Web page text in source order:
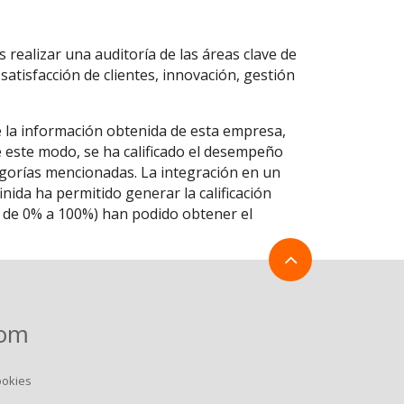
una auditoría de las áreas clave de
de clientes, innovación, gestión
información obtenida de esta empresa,
modo, se ha calificado el desempeño
mencionadas. La integración en un
ha permitido generar la calificación
0% a 100%) han podido obtener el